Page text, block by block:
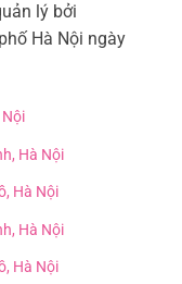
lý bởi
Hà Nội ngày
Hà Nội
Hà Nội
Hà Nội
Hà Nội